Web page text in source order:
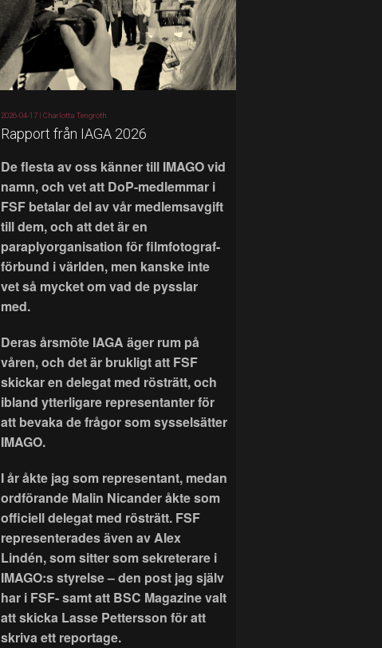
2026-04-17 |Charlotta Tengroth
Rapport från IAGA 2026
De flesta av oss känner till IMAGO vid
namn, och vet att DoP-medlemmar i
FSF betalar del av vår medlemsavgift
till dem, och att det är en
paraplyorganisation för filmfotograf-
förbund i världen, men kanske inte
vet så mycket om vad de pysslar
med.
Deras årsmöte IAGA äger rum på
våren, och det är brukligt att FSF
skickar en delegat med rösträtt, och
ibland ytterligare representanter för
att bevaka de frågor som sysselsätter
IMAGO.
I år åkte jag som representant, medan
ordförande Malin Nicander åkte som
officiell delegat med rösträtt. FSF
representerades även av Alex
Lindén, som sitter som sekreterare i
IMAGO:s styrelse – den post jag själv
har i FSF- samt att BSC Magazine valt
att skicka Lasse Pettersson för att
skriva ett reportage.